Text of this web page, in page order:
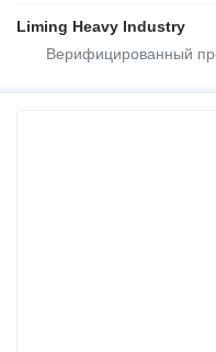
Liming Heavy Industry